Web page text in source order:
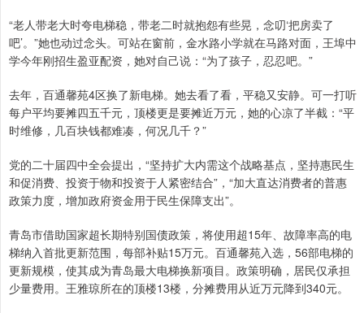
“老人带老大时夸电梯稳，带老二时就抱怨有些晃，念叨‘把房卖了
吧’。”她也动过念头。可站在窗前，金水路小学就在马路对面，王埠中
学今年刚招生盈亚配资，她对自己说：“为了孩子，忍忍吧。”
去年，百通馨苑4区换了新电梯。她去看了看，平稳又安静。可一打听
每户平均要摊四五千元，顶楼更是要摊近万元，她的心凉了半截：“平
时维修，几百块钱都难凑，何况几千？”
党的二十届四中全会提出，“坚持扩大内需这个战略基点，坚持惠民生
和促消费、投资于物和投资于人紧密结合”，“加大直达消费者的普惠
政策力度，增加政府资金用于民生保障支出”。
青岛市借助国家超长期特别国债政策，将使用超15年、故障率高的电
梯纳入首批更新范围，每部补贴15万元。百通馨苑入选，56部电梯的
更新规模，使其成为青岛最大电梯换新项目。政策明确，居民仅承担
少量费用。王雅琼所在的顶楼13楼，分摊费用从近万元降到340元。